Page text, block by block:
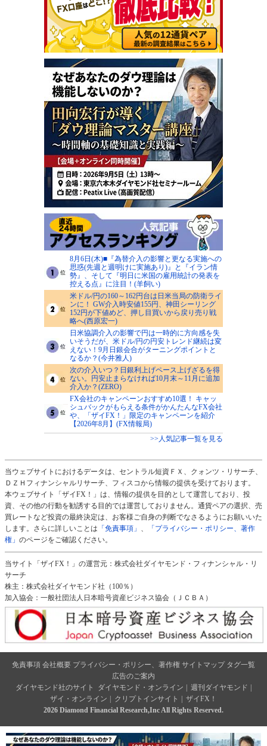
8月6日(木)■『為替介入の影響と更なる実施への
思惑(先週と週明けに実施あり)』と『イラン情
勢』、そして『明日に米国の雇用統計の発表を
控える点』に注目！(羊飼い)
米ドル/円の160～162円台は日米当局の防衛ライ
ンに！ GW介入時安値155円、神田シーリング
152円が下値めど、押し目買いから戻り売り戦
略へ(西原宏一)
日米協調介入の影響で円は一時的に方向感を失
いそうだが、米ドル/円の円安トレンド継続は変
えない！9月日銀会合がターニングポイントと
なるか？(今井雅人)
次の介入いつ？日銀利上げペース上げざるを得
ない。円安止まらなければ10月末～11月に追加
介入か？(ZERO)
FX会社のキャンペーンおすすめ10選！ キャッ
シュバックがもらえる条件がかんたんなFX会社
や、「ザイFX！」限定のキャンペーンを紹介
【2026年8月】(FX情報局)
>>人気記事一覧を見る
当ウェブサイトにおけるデータは、セントラル短資ＦＸ、クォンツ・リサーチ、
ＤＺＨフィナンシャルリサーチ、フィスコから情報の提供を受けております。
本ウェブサイト「ザイFX！」は、情報の提供を目的として運営しており、投
資、その他の行動を勧誘する目的では運営しておりません。通貨ペアの選択、売
買レートなど投資の最終決定は、お客様ご自身の判断でなさるようにお願いいた
します。さらに詳しいことは 「免責事項」 、
「プライバシー・ポリシー、著作
権」 のページをご確認ください。
当サイト「ザイFX！」の運営元：株式会社ダイヤモンド・フィナンシャル・リ
サーチ
株主：株式会社ダイヤモンド社（100％）
加入協会：一般社団法人日本暗号資産ビジネス協会（ＪＣＢＡ）
免責事項 会社概要 プライバシー・ポリシー、著作権 サイトマップ タグ一覧
広告のご案内
ダイヤモンド社のサイト
ダイヤモンド・オンライン 週刊ダイヤモンド
ザイ・オンライン
クリプトインサイト
ザイFX！
2026 Diamond Financial Research,Inc All Rights Reserved.